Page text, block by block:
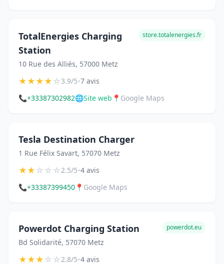
TotalEnergies Charging
Station
10 Rue des Alliés, 57000 Metz
store.totalenergies.fr
★★★★☆3.9/5•7 avis
📞+33387302982🌐Site web 📍 Google Maps
Tesla Destination Charger
1 Rue Félix Savart, 57070 Metz
★★☆☆☆2.5/5•4 avis
📞+33387399450 📍 Google Maps
Powerdot Charging Station
Bd Solidarité, 57070 Metz
powerdot.eu
★★★☆☆2.8/5•4 avis